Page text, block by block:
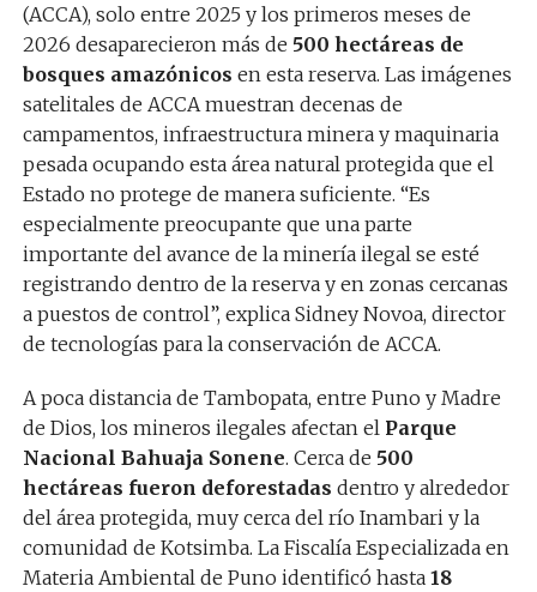
(ACCA), solo entre 2025 y los primeros meses de
2026 desaparecieron más de 500 hectáreas de
bosques amazónicos en esta reserva. Las imágenes
satelitales de ACCA muestran decenas de
campamentos, infraestructura minera y maquinaria
pesada ocupando esta área natural protegida que el
Estado no protege de manera suficiente. “Es
especialmente preocupante que una parte
importante del avance de la minería ilegal se esté
registrando dentro de la reserva y en zonas cercanas
a puestos de control”, explica Sidney Novoa, director
de tecnologías para la conservación de ACCA.
A poca distancia de Tambopata, entre Puno y Madre
de Dios, los mineros ilegales afectan el Parque
Nacional Bahuaja Sonene. Cerca de 500
hectáreas fueron deforestadas dentro y alrededor
del área protegida, muy cerca del río Inambari y la
comunidad de Kotsimba. La Fiscalía Especializada en
Materia Ambiental de Puno identificó hasta 18